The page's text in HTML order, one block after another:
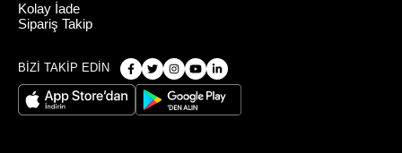
Kolay İade
Sipariş Takip
BİZİ TAKİP EDİN